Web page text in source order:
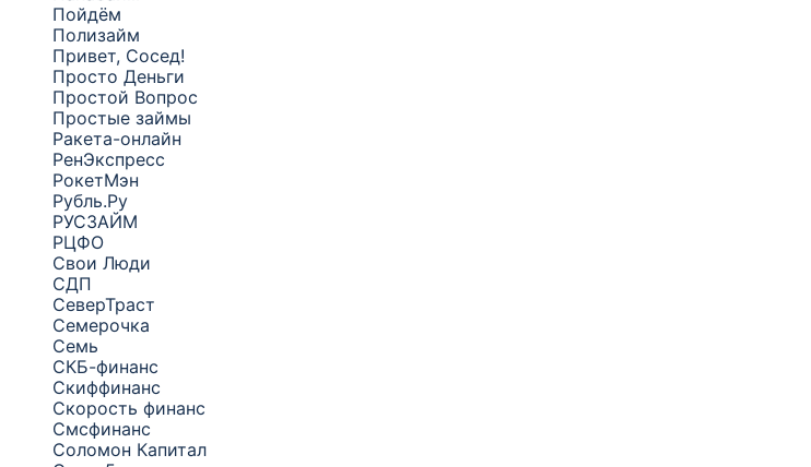
Пойдём
Полизайм
Привет, Сосед!
Просто Деньги
Простой Вопрос
Простые займы
Ракета-онлайн
РенЭкспресс
РокетМэн
Рубль.Ру
РУСЗАЙМ
РЦФО
Свои Люди
СДП
СеверТраст
Семерочка
Семь
СКБ-финанс
Скиффинанс
Скорость финанс
Смсфинанс
Соломон Капитал